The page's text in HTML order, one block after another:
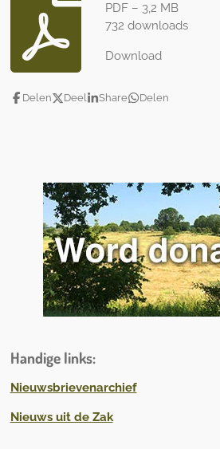
PDF – 3,2 MB
732 downloads
Download
Delen Deel Share Delen
Handige links:
Nieuwsbrievenarchief
Nieuws uit de Zak